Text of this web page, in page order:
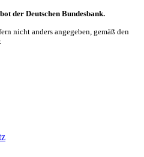
der Deutschen Bundesbank.
nicht anders angegeben, gemäß den